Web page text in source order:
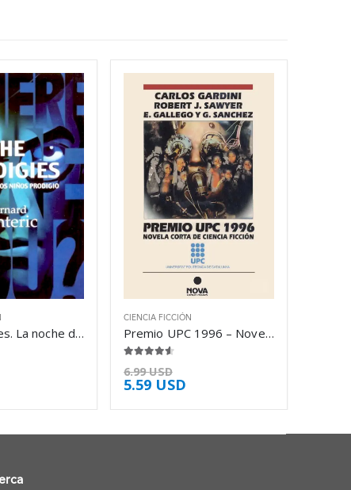
The prodigies. La noche de los niños – Bernard Lenteric
CIENCIA FICCIÓN
Premio UPC 1996 – Novela Corta de Ciencia – Carlos Gardini
6.99USD
5.59 USD